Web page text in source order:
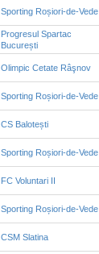
Sporting Roșiori-de-Vede
Progresul Spartac
București
Olimpic Cetate Râşnov
Sporting Roșiori-de-Vede
CS Balotești
Sporting Roșiori-de-Vede
FC Voluntari II
Sporting Roșiori-de-Vede
CSM Slatina